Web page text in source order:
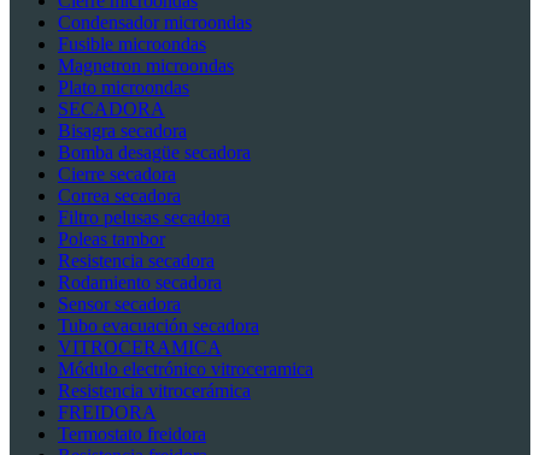
Condensador microondas
Fusible microondas
Magnetron microondas
Plato microondas
SECADORA
Bisagra secadora
Bomba desagüe secadora
Cierre secadora
Correa secadora
Filtro pelusas secadora
Poleas tambor
Resistencia secadora
Rodamiento secadora
Sensor secadora
Tubo evacuación secadora
VITROCERAMICA
Módulo electrónico vitroceramica
Resistencia vitrocerámica
FREIDORA
Termostato freidora